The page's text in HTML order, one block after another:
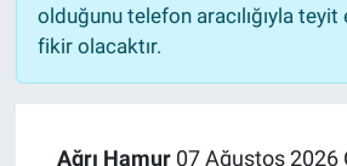
olduğunu telefon aracılığıyla
fikir olacaktır.
Ağrı Hamur07 Ağustos 2026
ASAYİŞ